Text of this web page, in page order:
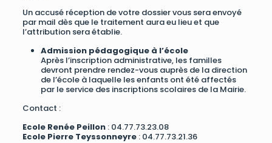
Un accusé réception de votre dossier vous sera envoyé
par mail dès que le traitement aura eu lieu et que
l’attribution sera établie.
Admission pédagogique à l’école
Après l’inscription administrative, les familles
devront prendre rendez-vous auprès de la direction
de l’école à laquelle les enfants ont été affectés
par le service des inscriptions scolaires de la Mairie.
Contact :
Ecole Renée Peillon: 04.77.73.23.08
Ecole Pierre Teyssonneyre: 04.77.73.21.36